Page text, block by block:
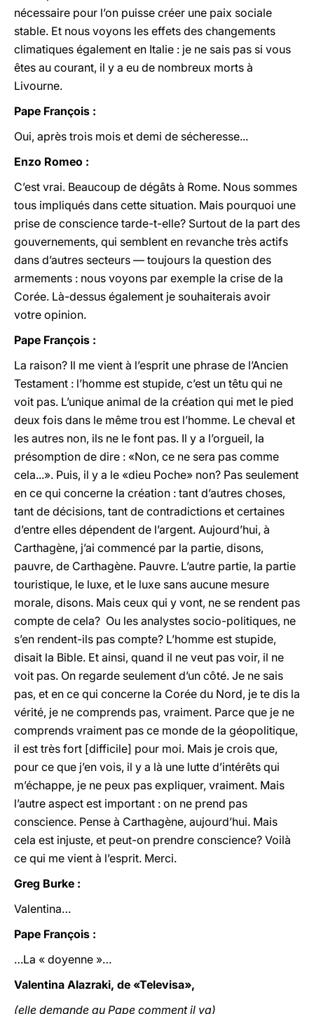
nécessaire pour l’on puisse créer une paix sociale
stable. Et nous voyons les effets des changements
climatiques également en Italie : je ne sais pas si vous
êtes au courant, il y a eu de nombreux morts à
Livourne.
Pape François :
Oui, après trois mois et demi de sécheresse...
Enzo Romeo :
C’est vrai. Beaucoup de dégâts à Rome. Nous sommes
tous impliqués dans cette situation. Mais pourquoi une
prise de conscience tarde-t-elle? Surtout de la part des
gouvernements, qui semblent en revanche très actifs
dans d’autres secteurs — toujours la question des
armements : nous voyons par exemple la crise de la
Corée. Là-dessus également je souhaiterais avoir
votre opinion.
Pape François :
La raison? Il me vient à l’esprit une phrase de l’Ancien
Testament : l’homme est stupide, c’est un têtu qui ne
voit pas. L’unique animal de la création qui met le pied
deux fois dans le même trou est l’homme. Le cheval et
les autres non, ils ne le font pas. Il y a l’orgueil, la
présomption de dire : «Non, ce ne sera pas comme
cela...». Puis, il y a le «dieu Poche» non? Pas seulement
en ce qui concerne la création : tant d’autres choses,
tant de décisions, tant de contradictions et certaines
d’entre elles dépendent de l’argent. Aujourd’hui, à
Carthagène, j’ai commencé par la partie, disons,
pauvre, de Carthagène. Pauvre. L’autre partie, la partie
touristique, le luxe, et le luxe sans aucune mesure
morale, disons. Mais ceux qui y vont, ne se rendent pas
compte de cela? Ou les analystes socio-politiques, ne
s’en rendent-ils pas compte? L’homme est stupide,
disait la Bible. Et ainsi, quand il ne veut pas voir, il ne
voit pas. On regarde seulement d’un côté. Je ne sais
pas, et en ce qui concerne la Corée du Nord, je te dis la
vérité, je ne comprends pas, vraiment. Parce que je ne
comprends vraiment pas ce monde de la géopolitique,
il est très fort [difficile] pour moi. Mais je crois que,
pour ce que j’en vois, il y a là une lutte d’intérêts qui
m’échappe, je ne peux pas expliquer, vraiment. Mais
l’autre aspect est important : on ne prend pas
conscience. Pense à Carthagène, aujourd’hui. Mais
cela est injuste, et peut-on prendre conscience? Voilà
ce qui me vient à l’esprit. Merci.
Greg Burke :
Valentina…
Pape François :
…La « doyenne »…
Valentina Alazraki, de «Televisa»,
(elle demande au Pape comment il va)